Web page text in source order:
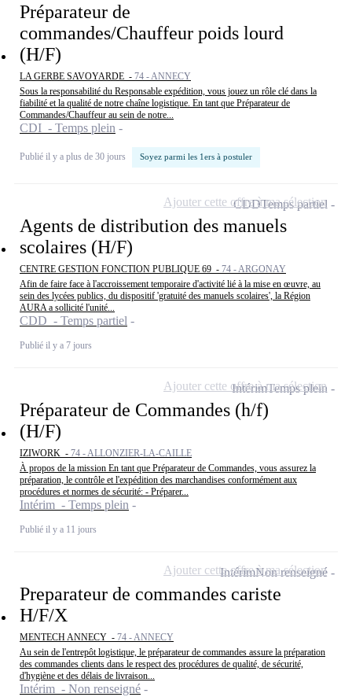
Préparateur de
commandes/Chauffeur poids lourd
(H/F)
LA GERBE SAVOYARDE - 74 - ANNECY
Sous la responsabilité du Responsable expédition, vous jouez un rôle clé dans la
fiabilité et la qualité de notre chaîne logistique. En tant que Préparateur de
Commandes/Chauffeur au sein de notre...
CDI - Temps plein
Publié il y a plus de 30 jours Soyez parmi les 1ers à postuler
Agents de distribution des manuels
scolaires (H/F)
CENTRE GESTION FONCTION PUBLIQUE 69 - 74 - ARGONAY
Afin de faire face à l'accroissement temporaire d'activité lié à la mise en œuvre, au
sein des lycées publics, du dispositif 'gratuité des manuels scolaires', la Région
AURA a sollicité l'unité...
CDD - Temps partiel
Publié il y a 7 jours
CDDTemps partiel
Ajouter cette offre à ma sélection
Préparateur de Commandes (h/f)
(H/F)
IZIWORK - 74 - ALLONZIER-LA-CAILLE
À propos de la mission En tant que Préparateur de Commandes, vous assurez la
préparation, le contrôle et l'expédition des marchandises conformément aux
procédures et normes de sécurité: - Préparer...
Intérim - Temps plein
Publié il y a 11 jours
IntérimTemps plein
Ajouter cette offre à ma sélection
Preparateur de commandes cariste
H/F/X
MENTECH ANNECY - 74 - ANNECY
Au sein de l'entrepôt logistique, le préparateur de commandes assure la préparation
des commandes clients dans le respect des procédures de qualité, de sécurité,
d'hygiène et des délais de livraison...
Intérim - Non renseigné
IntérimNon renseigné
Ajouter cette offre à ma sélection